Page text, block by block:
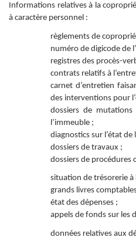
Informations relatives à la
à caractère personnel :
règlements de
numéro de digicode de
registres des procès-
contrats relatifs à
carnet d’entretien
des interventions pour
dossiers de
l’immeuble ;
diagnostics sur l’état de
dossiers de travaux ;
dossiers de procédures
situation de trésorerie
grands livres
état des dépenses ;
appels de fonds sur les
données relatives aux